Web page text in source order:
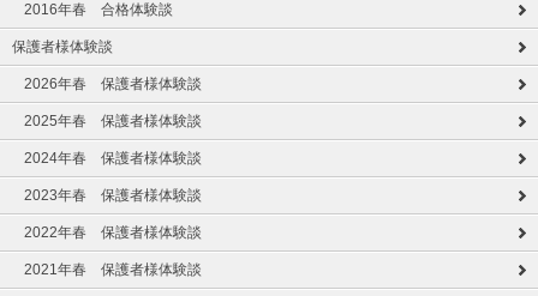
2016年春 合格体験談
保護者様体験談
2026年春 保護者様体験談
2025年春 保護者様体験談
2024年春 保護者様体験談
2023年春 保護者様体験談
2022年春 保護者様体験談
2021年春 保護者様体験談